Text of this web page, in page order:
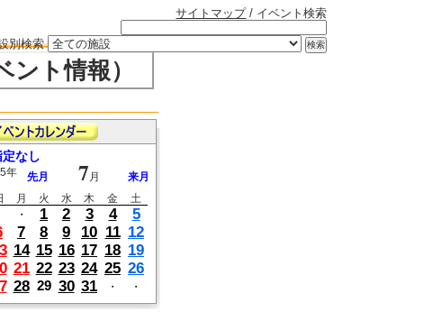
サイトマップ/ イベント検索
別検索
ト情報）
定なし
年 先月 7 月
来月
月 火 水 木 金
土
・ 1 2 3 4
5
7 8 9 10 11 12
14 15 16 17 18 19
21 22 23 24 25 26
28 29 30 31 ・ ・